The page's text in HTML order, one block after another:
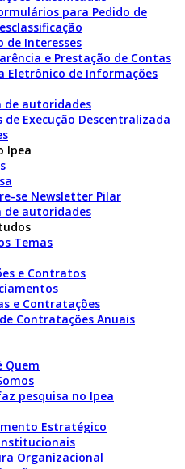
para Pedido de
de Interesses
e Prestação de Contas
Eletrônico de Informações
de autoridades
de Execução Descentralizada
Ipea
se Newsletter Pilar
de autoridades
Temas
e Contratos
e Contratações
Contratações Anuais
Quem
pesquisa no Ipea
Estratégico
Organizacional